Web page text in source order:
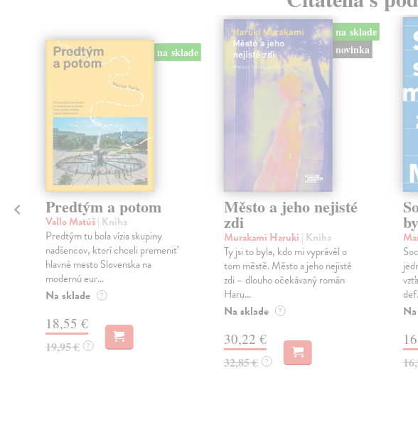
na sklade
Predtým a potom
Vallo Matúš| Kniha
Predtým tu bola vízia skupiny
nadšencov, ktorí chceli premeniť
hlavné mesto Slovenska na
modernú eur...
Na sklade ?
18,55 €
19,95 € ?
na sklade
novinka
Město a jeho nejisté
zdi
Murakami Haruki | Kniha
Ty jsi to byla, kdo mi vyprávěl o
tom městě. Město a jeho nejisté
zdi – dlouho očekávaný román
Haru...
Na sklade ?
30,22 €
32,85 € ?